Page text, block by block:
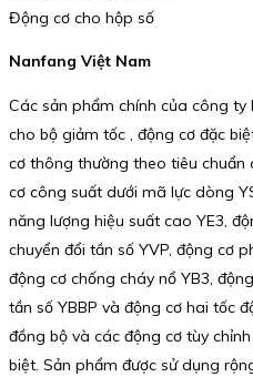
Động cơ cho hộp số
Nanfang Việt Nam
Các sản phẩm chính của công
cho bộ giảm tốc , động cơ đặc
cơ thông thường theo tiêu chuẩn
cơ công suất dưới mã lực dòng
năng lượng hiệu suất cao YE3,
chuyển đổi tần số YVP, động cơ
động cơ chống cháy nổ YB3,
tần số YBBP và động cơ hai tốc
đồng bộ và các động cơ tùy
biệt. Sản phẩm được sử dụng